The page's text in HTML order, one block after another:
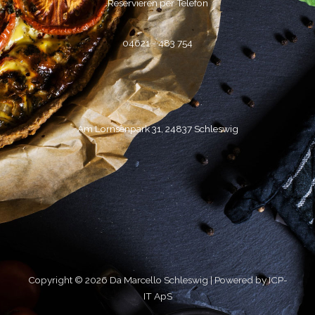
k
a
m
Reservieren per Telefon
04621 - 483 754
Am Lornsenpark 31, 24837 Schleswig
Copyright © 2026 Da Marcello Schleswig | Powered by ICP-
IT ApS